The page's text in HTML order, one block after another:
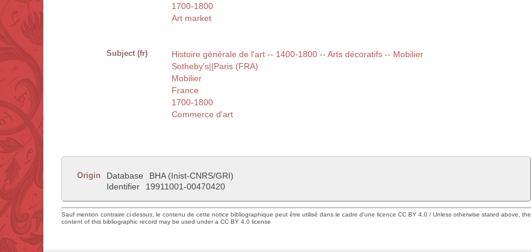
1700-1800
Art market
Subject (fr)
Histoire générale de l'art -- 1400-1800 -- Arts décoratifs -- Mobilier
Sotheby's||Paris (FRA)
Mobilier
France
1700-1800
Commerce d'art
Origin Database
BHA (Inist-CNRS/GRI)
Identifier
19911001-00470420
Sauf mention contraire ci-dessus, le contenu de cette notice bibliographique peut être utilisé dans le cadre d'une licence CC BY 4.0 / Unless otherwise stated above, the
content of this bibliographic record may be used under a CC BY 4.0 license